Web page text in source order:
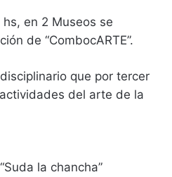
en 2 Museos se
de “CombocARTE”.
que por tercer
del arte de la
la chancha”